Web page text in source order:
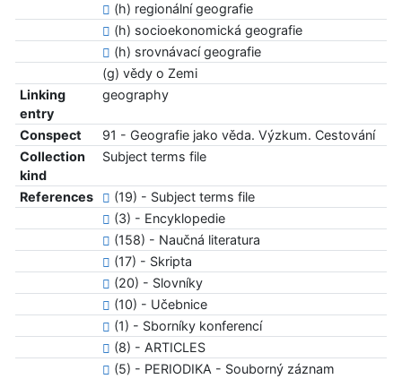
(h) regionální geografie
(h) socioekonomická geografie
(h) srovnávací geografie
(g) vědy o Zemi
Linking
entry
geography
Conspect
91 - Geografie jako věda. Výzkum. Cestování
Collection
kind
Subject terms file
References
(19) - Subject terms file
(3) - Encyklopedie
(158) - Naučná literatura
(17) - Skripta
(20) - Slovníky
(10) - Učebnice
(1) - Sborníky konferencí
(8) - ARTICLES
(5) - PERIODIKA - Souborný záznam